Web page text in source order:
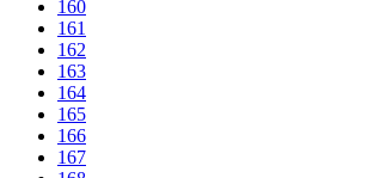
160
161
162
163
164
165
166
167